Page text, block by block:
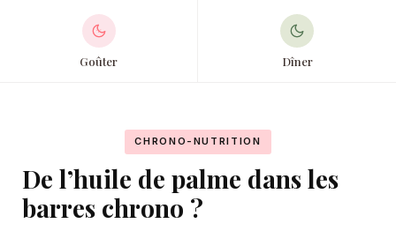
Goûter Dîner
CHRONO-NUTRITION
De l’huile de palme dans les
barres chrono ?